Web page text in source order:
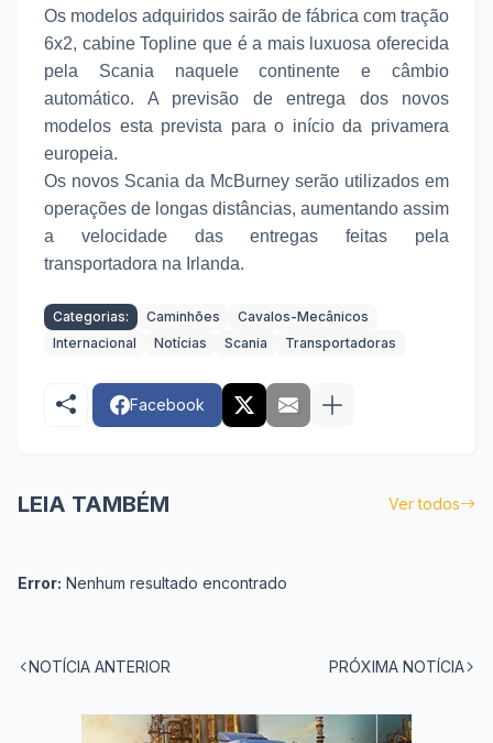
Os modelos adquiridos sairão de fábrica com tração
6x2, cabine Topline que é a mais luxuosa oferecida
pela Scania naquele continente e câmbio
automático. A previsão de entrega dos novos
modelos esta prevista para o início da privamera
europeia.
Os novos Scania da McBurney serão utilizados em
operações de longas distâncias, aumentando assim
a velocidade das entregas feitas pela
transportadora na Irlanda.
Categorias: Caminhões
Cavalos-Mecânicos
Internacional
Notícias Scania Transportadoras
Facebook
LEIA TAMBÉM Ver todos
Error: Nenhum resultado encontrado
NOTÍCIA ANTERIOR PRÓXIMA NOTÍCIA